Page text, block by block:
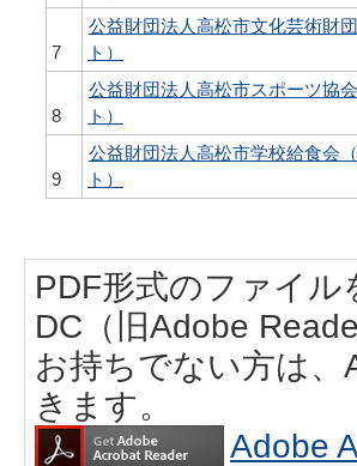
7
公益財団法人高松市文化芸術財
ト）
8
公益財団法人高松市スポーツ協
ト）
9
公益財団法人高松市学校給食会
ト）
PDF形式のファイ
DC（旧Adobe
お持ちでない方は
きます。
Adobe